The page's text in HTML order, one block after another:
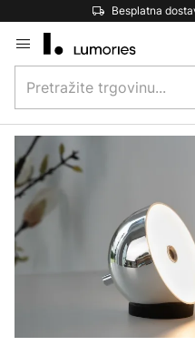
Besplatna
to
Content
trgovinu...